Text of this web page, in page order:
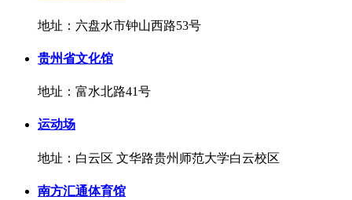
地址：六盘水市钟山西路53号
贵州省文化馆
地址：富水北路41号
运动场
地址：白云区 文华路贵州师范大学白云校区
南方汇通体育馆